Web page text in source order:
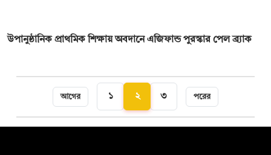
উপানুষ্ঠানিক প্রাথমিক শিক্ষায় অবদানে এজিফান্ড পুরস্কার পেল ব্র্যাক
আগের ১ ২ ৩ পরের